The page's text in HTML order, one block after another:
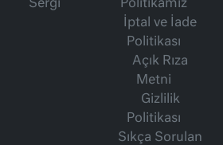
Sergi
Politikamız
İptal ve İade
Politikası
Açık Rıza
Metni
Gizlilik
Politikası
Sıkça Sorulan